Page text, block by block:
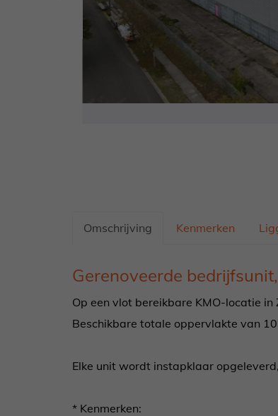
Omschrijving Kenmerken
OMSCHRIJVING
Gerenoveerde
Op een vlot bereikbare KMO-locatie
Beschikbare totale oppervlakte van
Elke unit wordt instapklaar
* Kenmerken: